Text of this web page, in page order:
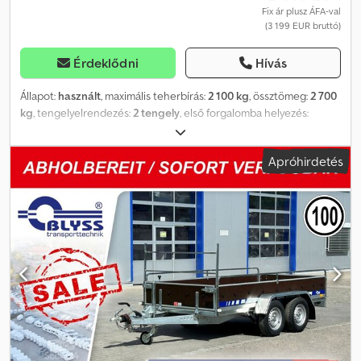
Y S S transporttechnik GmbH Sonnenbergstr. 5a 38723 Seesen
Tel.: =.=.=.=.=.=.=.=.=.=.=.=.=.=.=.=.=.=.=.=.=.=.=.=.=.=.=.=.=.=.=.=. =.=.=.=.=.
A képek nem feltétlenül tükrözik a standard felszereltséget, a
műszaki változtatások (pl. gumiabroncs méretek) fenntartva.
Fix ár plusz ÁFA-val
(3 199 EUR bruttó)
Érdeklődni Hívás
Állapot: használt, maximális teherbírás:2 100 kg, össztömeg:2 700
kg, tengelyelrendezés:2 tengely, első forgalomba helyezés:
, következő vizsga (TÜV):09/2026
mm, rakodótér szélesség:2 100 mm, Használt Jupiter 4.0 TX-
Edition G3 Műszaki adatok: * Pótkocsi típus: Jupiter 4.0 TX-Edition
G3, használt * Első forgalomba helyezés: 2025.09. * TÜV (műszaki
vizsga) érvényessége: 2026.09-ig * Össztömeg: 2700 kg * Hasznos
teherbírás: 2100 kg * Belső méretek: H: 400 cm, Sz: 210 cm * Külső
méretek: H: 545 cm, Sz: 210 cm, M: 73 cm * Rakodási magasság: kb.
70 cm * Padló: perforált acéllemez, horganyzott * Váz: hegesztett
acél, forró cinkezéssel bevonva * Elektromos rendszer: 13 pólusú,
12 V * Gumiabroncs: 165R13C * Tengelygyártó: AL-KO vagy KNOTT
* Tengelyek száma: 2 * Fékezett tengely * Támasztókerék:
tartozék * Rampa: tartozék, 200 cm * Lengéscsillapító futómű +
100 km/h tanúsítvány * Ék: 2 db Az ajánlat a készlet erejéig
érvényes!!! + jármű okmány / COC igazolás: 49,99 € Árak
Apróhirdetés